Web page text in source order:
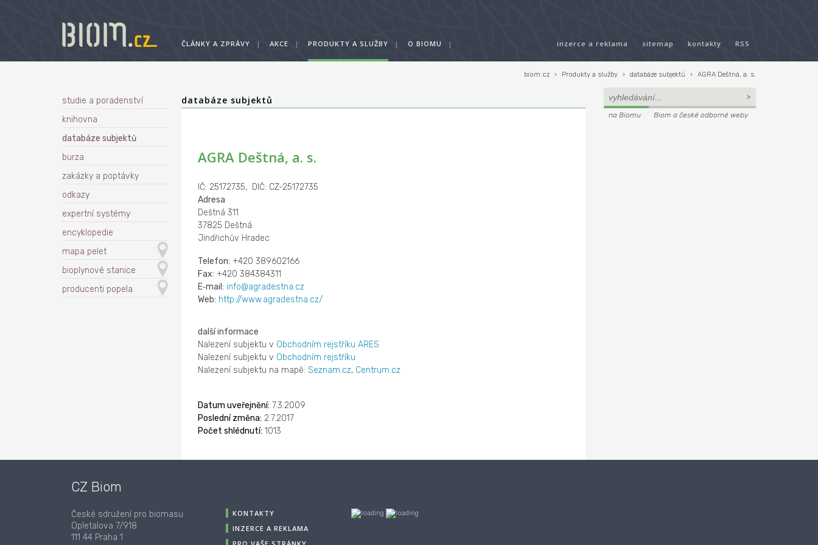
inzerce a reklama sitemap kontakty RSS
ČLÁNKY A ZPRÁVY | AKCE | PRODUKTY A SLUŽBY | O BIOMU |
biom.cz › Produkty a služby › databáze subjektů › AGRA Deštná, a. s.
studie a poradenství
knihovna
databáze subjektů
burza
zakázky a poptávky
odkazy
expertní systémy
encyklopedie
mapa pelet
bioplynové stanice
producenti popela
databáze subjektů
AGRA Deštná, a. s.
IČ: 25172735, DIČ: CZ-25172735
Adresa
Deštná 311
37825 Deštná
Jindřichův Hradec
Telefon: +420 389602166
Fax: +420 384384311
E‑mail: info@agradestna.cz
Web: http://www.agradestna.cz/
další informace
Nalezení subjektu v Obchodním rejstříku ARES
Nalezení subjektu v Obchodním rejstříku
Nalezení subjektu na mapě: Seznam.cz, Centrum.cz
Datum uveřejnění: 7.3.2009
Poslední změna: 2.7.2017
Počet shlédnutí: 1013
na Biomu Biom a české odborné weby
CZ Biom
České sdružení pro biomasu
Opletalova 7/918
111 44 Praha 1
KONTAKTY
INZERCE A REKLAMA